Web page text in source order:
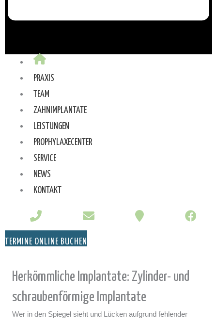
PRAXIS
TEAM
ZAHNIMPLANTATE
LEISTUNGEN
PROPHYLAXECENTER
SERVICE
NEWS
KONTAKT
TERMINE ONLINE BUCHEN
Herkömmliche Implantate: Zylinder- und
schraubenförmige Implantate
Wer in den Spiegel sieht und Lücken aufgrund fehlender